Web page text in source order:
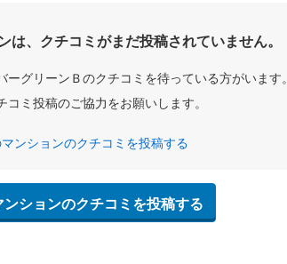
は、クチコミがまだ投稿されていません。
ーグリーンＢのクチコミを待っている方がいます。
コミ投稿のご協力をお願いします。
ンションのクチコミを投稿する
ンションのクチコミを投稿する